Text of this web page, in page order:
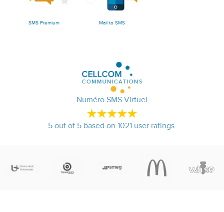
SMS Premium Mail to SMS
Numéro SMS Virtuel
5out of 5based on 1021user ratings.